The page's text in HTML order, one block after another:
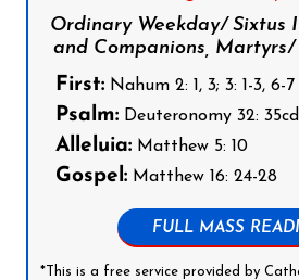
Ordinary Weekday/ Sixtus
and Companions,
First: Nahum 2: 1, 3; 3: 1-3, 6-7
Psalm: Deuteronomy 32:
Alleluia: Matthew 5: 10
Gospel: Matthew 16: 24-28
FULL MASS
*This is a free service provided by